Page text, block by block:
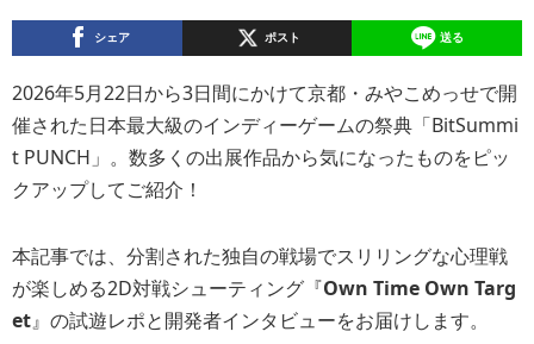
シェア ポスト 送る
2026年5月22日から3日間にかけて京都・みやこめっせで開
催された日本最大級のインディーゲームの祭典「BitSummi
t PUNCH」。数多くの出展作品から気になったものをピッ
クアップしてご紹介！
本記事では、分割された独自の戦場でスリリングな心理戦
が楽しめる2D対戦シューティング『Own Time Own Targ
et』の試遊レポと開発者インタビューをお届けします。